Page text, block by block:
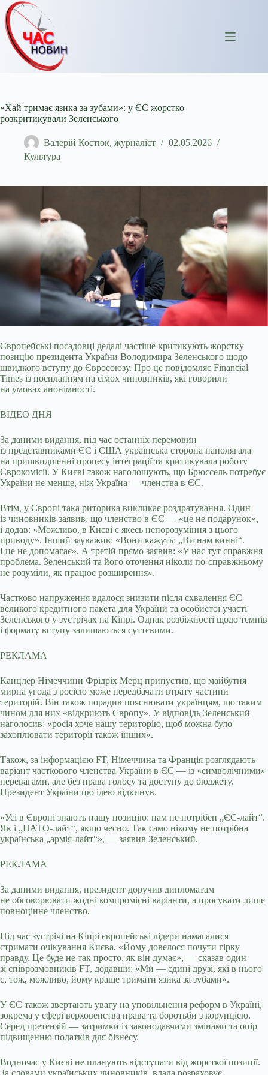
Перейти
до
вмісту
«Хай тримає язика за зубами»: у ЄС жорстко
розкритикували Зеленського
Валерій Костюк, журналіст
02.05.2026
Культура
Європейські посадовці дедалі частіше критикують жорстку
позицію президента України Володимира Зеленського щодо
швидкого вступу до Євросоюзу. Про це повідомляє Financial
Times із посиланням на сімох чиновників, які говорили
на умовах анонімності.
ВІДЕО ДНЯ
За даними видання, під час останніх перемовин
із представниками ЄС і США українська сторона наполягала
на пришвидшенні процесу інтеграції та критикувала роботу
Єврокомісії. У Києві також наголошують, що Брюссель потребує
України не менше, ніж Україна — членства в ЄС.
Втім, у Європі така риторика викликає роздратування. Один
із чиновників заявив, що членство в ЄС — «це не подарунок»,
і додав: «Можливо, в Києві є якесь непорозуміння з цього
приводу». Інший зауважив: «Вони кажуть: „Ви нам винні“.
І це не допомагає». А третій прямо заявив: «У нас тут справжня
проблема. Зеленський та його оточення ніколи по-справжньому
не розуміли, як працює розширення».
Частково напруження вдалося знизити після схвалення ЄС
великого кредитного пакета для України та особистої участі
Зеленського у зустрічах на Кіпрі. Однак розбіжності щодо темпів
і формату вступу залишаються суттєвими.
РЕКЛАМА
Канцлер Німеччини Фрідріх Мерц припустив, що майбутня
мирна угода з росією може передбачати втрату частини
територій. Він також порадив пояснювати українцям, що таким
чином для них «відкриють Європу». У відповідь Зеленський
наголосив: «росія хоче нашу територію, щоб можна було
захоплювати території також інших».
Також, за інформацією FT, Німеччина та Франція розглядають
варіант часткового членства України в ЄС — із «символічними»
перевагами, але без права голосу та доступу до бюджету.
Президент України цю ідею відкинув.
«Усі в Європі знають нашу позицію: нам не потрібен „ЄС-лайт“.
Як і „НАТО-лайт“, якщо чесно. Так само нікому не потрібна
українська „армія-лайт“», — заявив Зеленський.
РЕКЛАМА
За даними видання, президент доручив дипломатам
не обговорювати жодні компромісні варіанти, а просувати лише
повноцінне членство.
Під час зустрічі на Кіпрі європейські лідери намагалися
стримати очікування Києва. «Йому довелося почути гірку
правду. Це буде не так просто, як він думає», — сказав один
зі співрозмовників FT, додавши: «Ми — єдині друзі, які в нього
є, тож, можливо, йому краще тримати язика за зубами».
У ЄС також звертають увагу на уповільнення реформ в Україні,
зокрема у сфері верховенства права та боротьби з корупцією.
Серед претензій — затримки із законодавчими змінами та опір
підвищенню податків для бізнесу.
Водночас у Києві не планують відступати від жорсткої позиції.